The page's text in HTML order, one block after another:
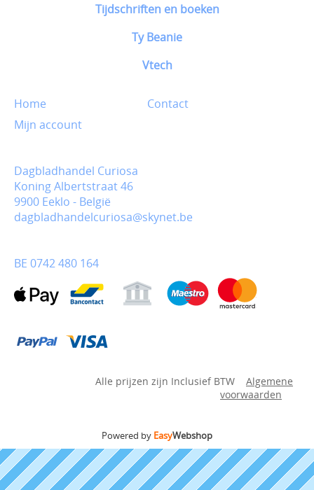
Tijdschriften en boeken
Ty Beanie
Vtech
Home
Contact
Mijn account
Dagbladhandel Curiosa
Koning Albertstraat 46
9900 Eeklo - België
dagbladhandelcuriosa@skynet.be
BE 0742 480 164
Alle prijzen zijn Inclusief BTW
Algemene
voorwaarden
Powered by EasyWebshop